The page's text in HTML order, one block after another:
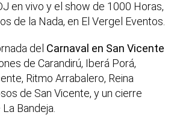
en vivo y el show de 1000 Horas,
de la Nada, en El Vergel Eventos.
del Carnaval en San Vicente
de Carandirú, Iberá Porá,
Ritmo Arrabalero, Reina
de San Vicente, y un cierre
Bandeja.